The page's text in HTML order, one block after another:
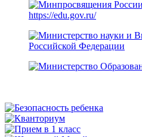
https://edu.gov.ru/